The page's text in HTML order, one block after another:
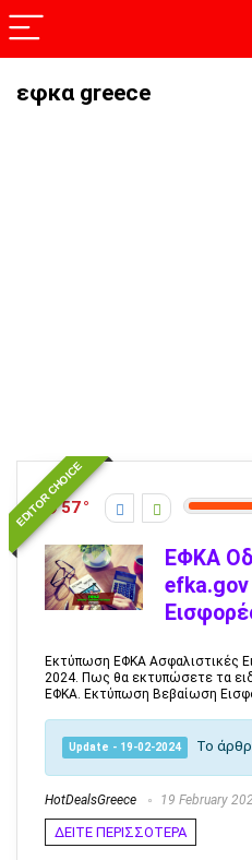
εφκα greece
EDITOR CHOICE
57
ΕΦΚΑ
Εκτύπωση ΕΦΚΑ Ασφαλιστικές
2024. Πως θα εκτυπώσετε τα
ΕΦΚΑ. Εκτύπωση Βεβαίωση
Update - 19-02-2024 Το
HotDealsGreece 19 February
ΔΕΙΤΕ ΠΕΡΙΣΣΟΤΕΡΑ